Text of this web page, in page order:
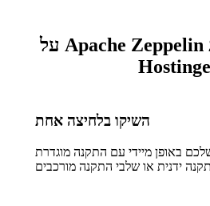
למה להריץ את Apache Zeppelin על
השיקו בלחיצה אחת
באופן מיידי עם התקנה מוגדרת